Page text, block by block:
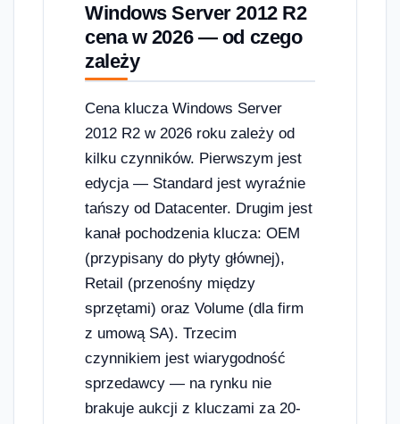
Windows Server 2012 R2
cena w 2026 — od czego
zależy
Cena klucza Windows Server
2012 R2 w 2026 roku zależy od
kilku czynników. Pierwszym jest
edycja — Standard jest wyraźnie
tańszy od Datacenter. Drugim jest
kanał pochodzenia klucza: OEM
(przypisany do płyty głównej),
Retail (przenośny między
sprzętami) oraz Volume (dla firm
z umową SA). Trzecim
czynnikiem jest wiarygodność
sprzedawcy — na rynku nie
brakuje aukcji z kluczami za 20-